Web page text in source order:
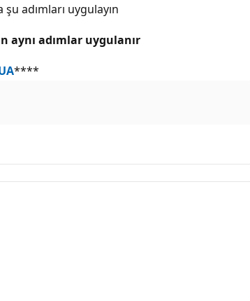
adımları uygulayın
aynı adımlar uygulanır
****